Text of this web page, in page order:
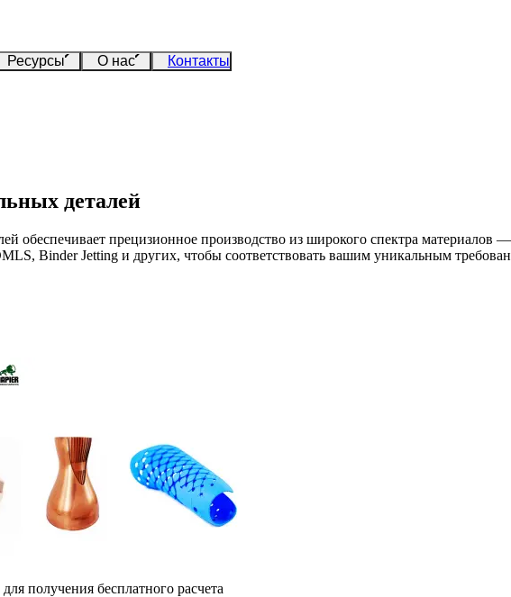
Ресурсы О нас Контакты
деталей
обеспечивает прецизионное производство из широкого спектра
Binder Jetting и других, чтобы соответствовать вашим уникальным
получения бесплатного расчета